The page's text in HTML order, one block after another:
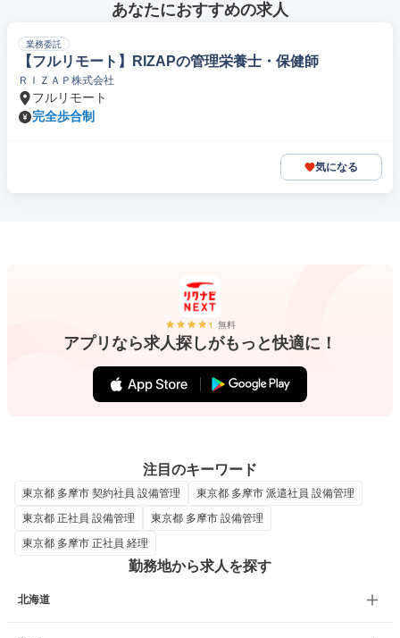
あなたにおすすめの求人
業務委託
【フルリモート】RIZAPの管理栄養士・保健師
ＲＩＺＡＰ株式会社
フルリモート
完全歩合制
気になる
無料
アプリなら求人探しがもっと快適に！
注目のキーワード
東京都 多摩市 契約社員 設備管理
東京都 多摩市 派遣社員 設備管理
東京都 正社員 設備管理
東京都 多摩市 設備管理
東京都 多摩市 正社員 経理
勤務地から求人を探す
北海道